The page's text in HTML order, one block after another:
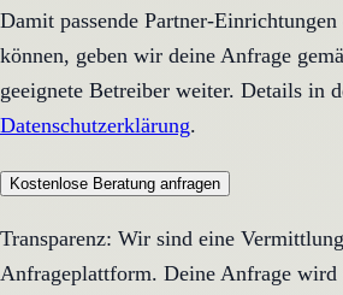
Damit passende Partner-
können, geben wir deine Anfrage
geeignete Betreiber weiter. Details in
Datenschutzerklärung.
Kostenlose Beratung anfragen
Transparenz: Wir sind eine
Anfrageplattform. Deine Anfrage